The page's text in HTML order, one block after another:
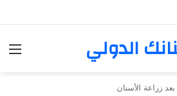
مغربي في اسطنبول وفيلم عن تجرببته
الدولي
بعد زراعة الأسنان